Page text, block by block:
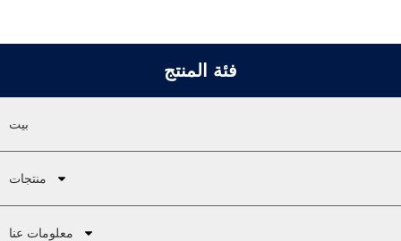
فئة المنتج
بيت
منتجات
معلومات عنا